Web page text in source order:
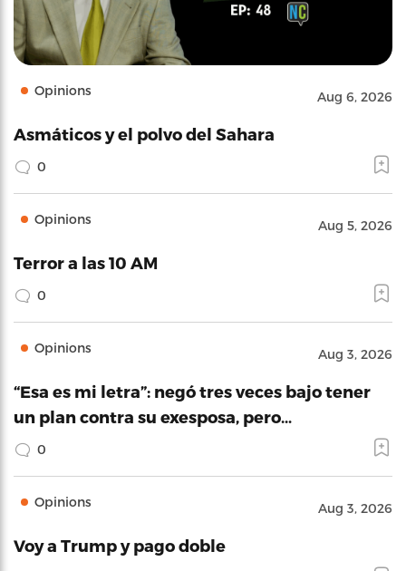
Opinions Aug 6, 2026
Asmáticos y el polvo del Sahara
0
Opinions Aug 5, 2026
Terror a las 10 AM
0
Opinions Aug 3, 2026
“Esa es mi letra”: negó tres veces bajo tener
un plan contra su exesposa, pero…
0
Opinions Aug 3, 2026
Voy a Trump y pago doble